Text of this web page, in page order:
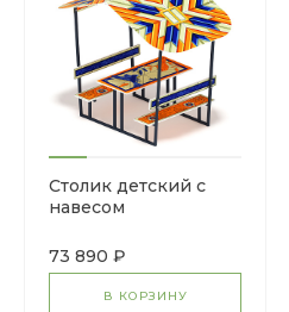
Столик детский с
навесом
31.01.08-07
73 890 ₽
В КОРЗИНУ